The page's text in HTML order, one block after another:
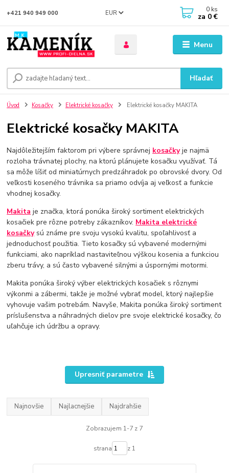
Menu
EUR
Hľadať
+421 940 949 000 0 ks
za 0 €
Úvod Kosačky Elektrické kosačky Elektrické kosačky MAKITA
Elektrické kosačky MAKITA
Najdôležitejším faktorom pri výbere správnej kosačkyje najmä
rozloha trávnatej plochy, na ktorú plánujete kosačku využívať. Tá
sa môže líšiť od miniatúrnych predzáhradok po obrovské dvory. Od
veľkosti koseného trávnika sa priamo odvíja aj veľkosť a funkcie
vhodnej kosačky.
Makita je značka, ktorá ponúka široký sortiment elektrických
kosačiek pre rôzne potreby zákazníkov. Makita elektrické
kosačkysú známe pre svoju vysokú kvalitu, spoľahlivosť a
jednoduchosť použitia. Tieto kosačky sú vybavené modernými
funkciami, ako napríklad nastaviteľnou výškou kosenia a funkciou
zberu trávy, a sú často vybavené silnými a úspornými motormi.
Makita ponúka široký výber elektrických kosačiek s rôznymi
výkonmi a zábermi, takže je možné vybrať model, ktorý najlepšie
vyhovuje vašim potrebám. Navyše, Makita ponúka široký sortiment
príslušenstva a náhradných dielov pre svoje elektrické kosačky, čo
uľahčuje ich údržbu a opravy.
Upresniť parametre
Najnovšie Najlacnejšie Najdrahšie
Zobrazujem 1-7 z 7
strana z 1